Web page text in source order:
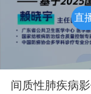
直
间质性肺疾病